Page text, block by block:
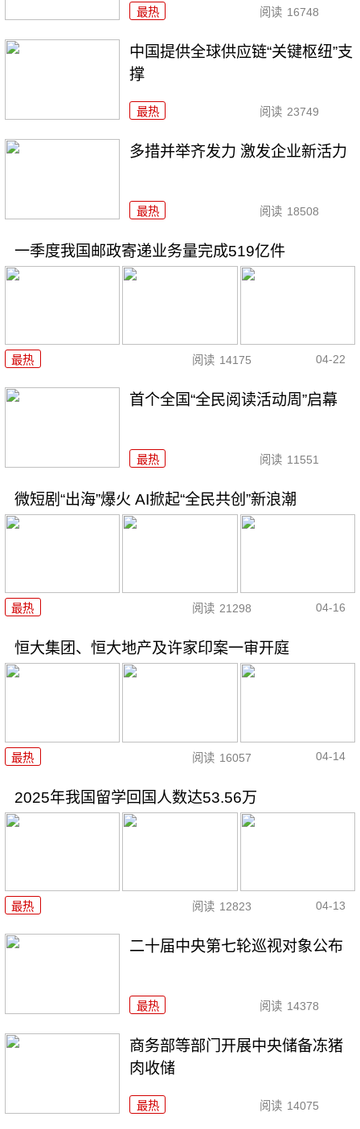
最热 阅读 16748
中国提供全球供应链“关键枢纽”支
撑
最热 阅读 23749
多措并举齐发力 激发企业新活力
最热 阅读 18508
一季度我国邮政寄递业务量完成519亿件
最热 阅读 14175 04-22
首个全国“全民阅读活动周”启幕
最热 阅读 11551
微短剧“出海”爆火 AI掀起“全民共创”新浪潮
最热 阅读 21298 04-16
恒大集团、恒大地产及许家印案一审开庭
最热 阅读 16057 04-14
2025年我国留学回国人数达53.56万
最热 阅读 12823 04-13
二十届中央第七轮巡视对象公布
最热 阅读 14378
商务部等部门开展中央储备冻猪
肉收储
最热 阅读 14075